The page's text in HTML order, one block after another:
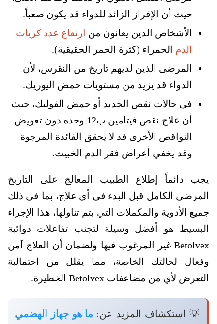
حيث أن الإفراز الزائد للدواء قد يكون صعباً.
الأشخاص الذين يعانون من ارتفاع عدد كريات
الدم الحمراء (كثرة الحمر الحقيقية).
المرضى الذين لديهم تاريخ من النقرس، لأن
الدواء قد يزيد من مستويات حمض اليوريك.
في حالات نقص الحديد أو حمض الفوليك، حيث
أن علاج نقص فيتامين ب12 وحده دون تعويض
النواقص الأخرى قد لا يحقق الفائدة المرجوة
وقد يخفي أعراض فقر الدم الخبيث.
يجب دائماً إطلاع الطبيب المعالج على التاريخ
المرضي الكامل قبل البدء في أي علاج، بما في ذلك
جميع الأدوية والمكملات التي يتم تناولها، هذا الإجراء
البسيط هو أفضل وسيلة لتجنب تفاعلات دوائية
Betolvex غير المرغوب فيها ولضمان أن العلاج آمن
وفعال لحالتك الخاصة، مما يقلل من احتمالية
التعرض لأي من مضاعفات Betolvex الخطيرة.
💡 استكشاف المزيد عن: ما هو جهاز الهضمي